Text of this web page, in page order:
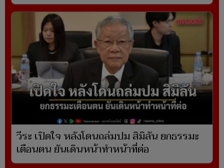
วีระ เปิดใจ หลังโดนถล่มปม สิมิลัน ยกธรรมะ
เตือนตน ยันเดินหน้าทำหน้าที่ต่อ